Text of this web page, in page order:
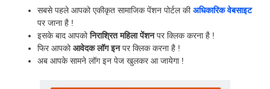
सबसे पहले आपको एकीकृत सामाजिक पेंशन पोर्टल कीअधिकारिक वेबसाइट
पर जाना है !
इसके बाद आपकोनिराश्रित महिला पेंशनपर क्लिक करना है !
फिर आपकोआवेदक लॉग इनपर क्लिक करना है !
अब आपके सामने लॉग इन पेज खुलकर आ जायेगा !